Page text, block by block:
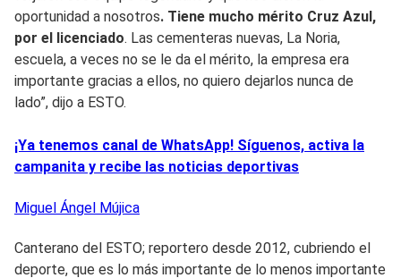
oportunidad a nosotros. Tiene mucho mérito Cruz Azul,
por el licenciado. Las cementeras nuevas, La Noria,
escuela, a veces no se le da el mérito, la empresa era
importante gracias a ellos, no quiero dejarlos nunca de
lado”, dijo a ESTO.
¡Ya tenemos canal de WhatsApp! Síguenos, activa la
campanita y recibe las noticias deportivas
Miguel Ángel Mújica
Canterano del ESTO; reportero desde 2012, cubriendo el
deporte, que es lo más importante de lo menos importante